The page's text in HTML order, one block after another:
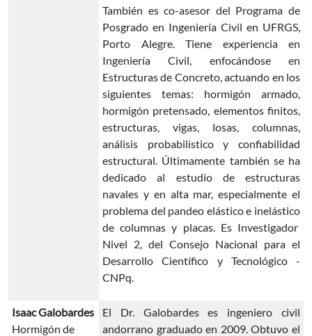
También es co-asesor del Programa de
Posgrado en Ingeniería Civil en UFRGS,
Porto Alegre. Tiene experiencia en
Ingeniería Civil, enfocándose en
Estructuras de Concreto, actuando en los
siguientes temas: hormigón armado,
hormigón pretensado, elementos finitos,
estructuras, vigas, losas, columnas,
análisis probabilístico y confiabilidad
estructural. Últimamente también se ha
dedicado al estudio de estructuras
navales y en alta mar, especialmente el
problema del pandeo elástico e inelástico
de columnas y placas. Es Investigador
Nivel 2, del Consejo Nacional para el
Desarrollo Científico y Tecnológico -
CNPq.
Isaac Galobardes
Hormigón de
El Dr. Galobardes es ingeniero civil
andorrano graduado en 2009. Obtuvo el